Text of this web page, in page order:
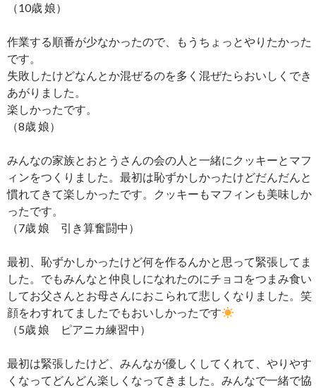
（10歳 娘）
作業する順番が少なかったので、もうちょっとやりたかった
です。
失敗したけどなんとか混ぜるのを多く混ぜたらおいしくでき
あがりました。
楽しかったです。
（8歳 娘）
みんなの家族とおとうさんの会の人と一緒にクッキーとマフ
ィンをつくりました。最初は恥ずかしかったけどだんだんと
慣れてきて楽しかったです。クッキーもマフィンも美味しか
ったです。
（7歳 娘 引き算奮闘中）
最初、恥ずかしかったけど何を作るんかと思って緊張してま
した。でもみんなと仲良しになれたのにチョコをつまみ食い
してお父さんとお母さんにおこられて悲しくなりました。笑
顔をわすれてましたでもおいしかったです
（5歳 娘 ピアニカ練習中）
最初は緊張したけど、みんなが優しくしてくれて、やりやす
くなってどんどん楽しくなってきました。みんなで一緒で協